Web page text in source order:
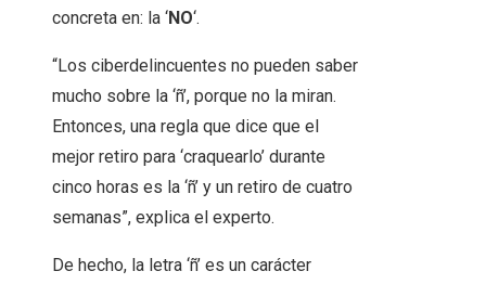
concreta en: la ‘NO‘.
“Los ciberdelincuentes no pueden saber
mucho sobre la ‘ñ’, porque no la miran.
Entonces, una regla que dice que el
mejor retiro para ‘craquearlo’ durante
cinco horas es la ‘ñ’ y un retiro de cuatro
semanas”, explica el experto.
De hecho, la letra ‘ñ’ es un carácter